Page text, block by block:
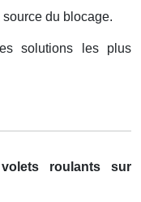
du blocage.
solutions les plus
roulants sur